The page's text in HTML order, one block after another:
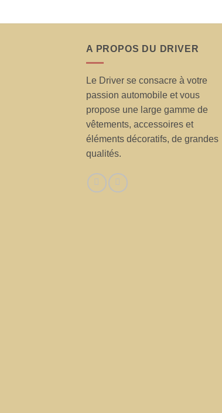
A PROPOS DU DRIVER
Le Driver se consacre à votre
passion automobile et vous
propose une large gamme de
vêtements, accessoires et
éléments décoratifs, de grandes
qualités.